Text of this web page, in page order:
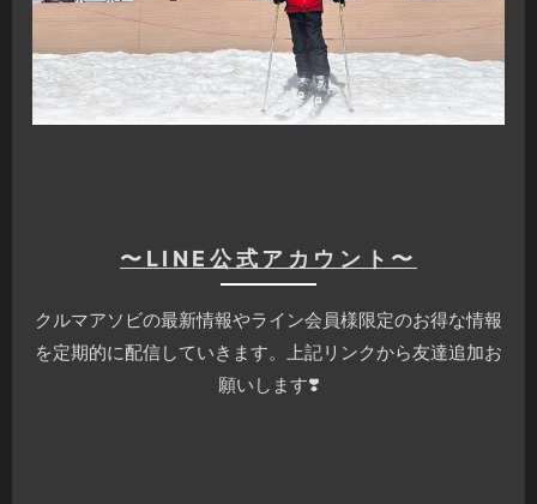
〜LINE公式アカウント〜
クルマアソビの最新情報やライン会員様限定のお得な情報
を定期的に配信していきます。上記リンクから友達追加お
願いします❣️